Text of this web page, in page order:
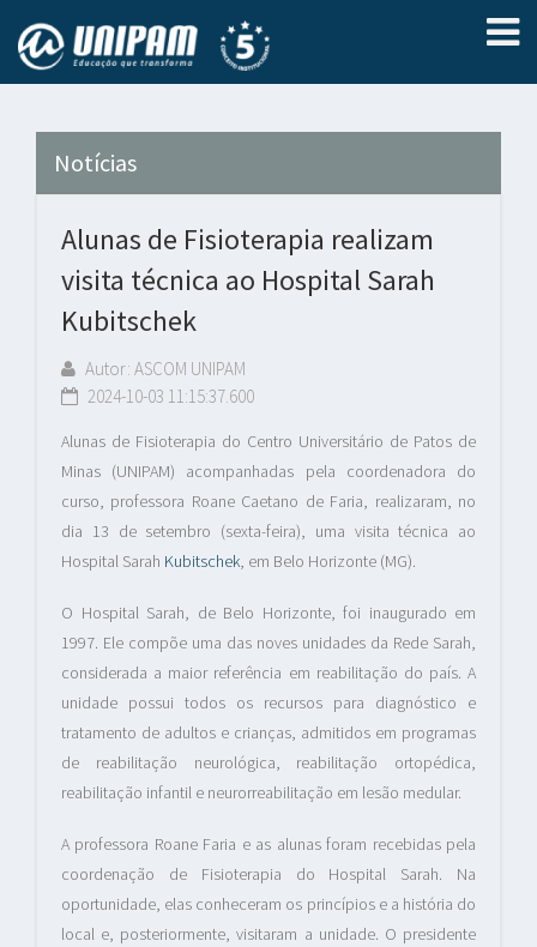
Notícias
Alunas de Fisioterapia realizam
visita técnica ao Hospital Sarah
Kubitschek
Autor: ASCOM UNIPAM
2024-10-03 11:15:37.600
Alunas de Fisioterapia do Centro Universitário de Patos de
Minas (UNIPAM) acompanhadas pela coordenadora do
curso, professora Roane Caetano de Faria, realizaram, no
dia 13 de setembro (sexta-feira), uma visita técnica ao
Hospital Sarah Kubitschek, em Belo Horizonte (MG).
O Hospital Sarah, de Belo Horizonte, foi inaugurado em
1997. Ele compõe uma das noves unidades da Rede Sarah,
considerada a maior referência em reabilitação do país. A
unidade possui todos os recursos para diagnóstico e
tratamento de adultos e crianças, admitidos em programas
de reabilitação neurológica, reabilitação ortopédica,
reabilitação infantil e neurorreabilitação em lesão medular.
A professora Roane Faria e as alunas foram recebidas pela
coordenação de Fisioterapia do Hospital Sarah. Na
oportunidade, elas conheceram os princípios e a história do
local e, posteriormente, visitaram a unidade. O presidente